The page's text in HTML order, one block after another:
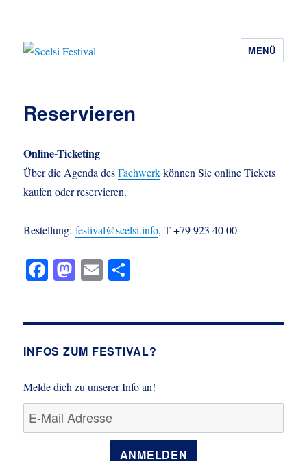
MENÜ
Reservieren
Online-Ticketing
Über die Agenda desFachwerkkönnen Sie online Tickets
kaufen oder reservieren.
Bestellung:festival@scelsi.info, T +79 923 40 00
Fa M
n
E
INFOS ZUM FESTIVAL?
Melde dich zu unserer Info an!
ANMELDEN